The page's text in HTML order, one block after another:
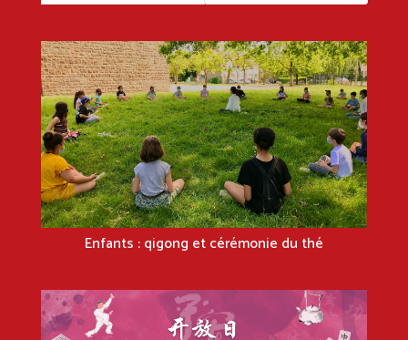
Enfants : qigong et cérémonie du thé